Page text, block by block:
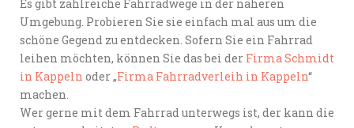
Es gibt zahlreiche Fahrradwege in der näheren
Umgebung. Probieren Sie sie einfach mal aus um die
schöne Gegend zu entdecken. Sofern Sie ein Fahrrad
leihen möchten, können Sie das bei der Firma Schmidt
in Kappeln oder „Firma Fahrradverleih in Kappeln“
machen.
Wer gerne mit dem Fahrrad unterwegs ist, der kann die